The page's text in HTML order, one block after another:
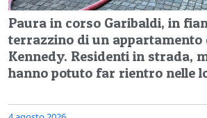
Paura in corso Garibaldi, in
terrazzino di un appartamento
Kennedy. Residenti in strada,
hanno potuto far rientro nelle